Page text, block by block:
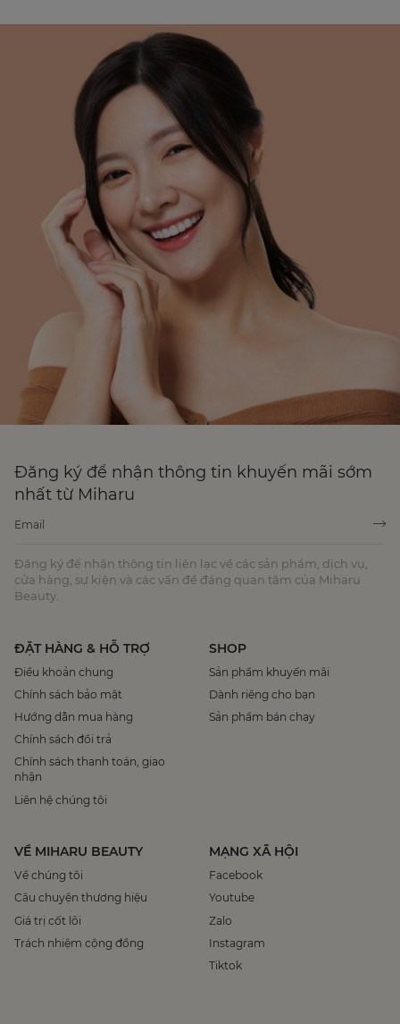
Đăng ký để nhận thông tin khuyến mãi sớm
nhất từ Miharu
Đăng ký để nhận thông tin liên lạc về các sản phẩm, dịch vụ,
cửa hàng, sự kiện và các vấn đề đáng quan tâm của Miharu
Beauty.
ĐẶT HÀNG & HỖ TRỢ
Điều khoản chung
Chính sách bảo mật
Hướng dẫn mua hàng
Chính sách đổi trả
Chính sách thanh toán, giao
nhận
Liên hệ chúng tôi
SHOP
Sản phẩm khuyến mãi
Dành riêng cho bạn
Sản phẩm bán chạy
VỀ MIHARU BEAUTY
Về chúng tôi
Câu chuyện thương hiệu
Giá trị cốt lõi
Trách nhiệm cộng đồng
MẠNG XÃ HỘI
Facebook
Youtube
Zalo
Instagram
Tiktok